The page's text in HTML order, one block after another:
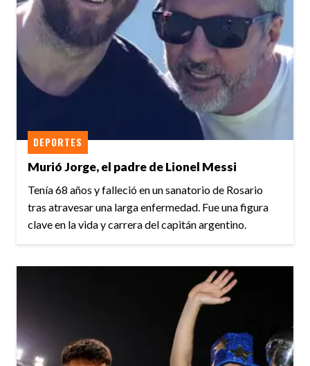
Murió Jorge, el padre de Lionel Messi
DEPORTES
Tenía 68 años y falleció en un sanatorio de Rosario
tras atravesar una larga enfermedad. Fue una figura
clave en la vida y carrera del capitán argentino.